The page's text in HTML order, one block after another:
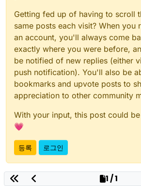
Getting fed up of having to scroll
same posts each visit? When you
an account, you'll always come
exactly where you were before,
be notified of new replies (either
push notification). You'll also be
bookmarks and upvote posts to
appreciation to other community
With your input, this post could
💗
등록 로그인
1 / 1